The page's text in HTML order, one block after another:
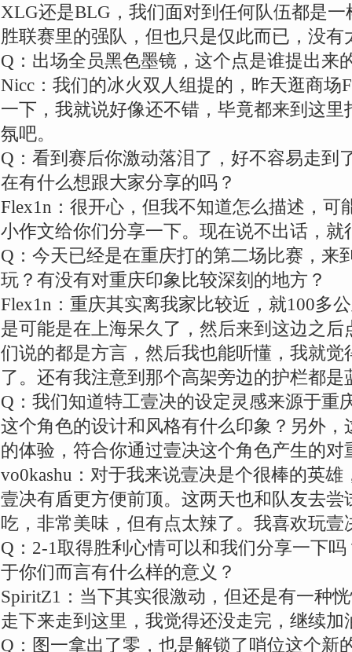
XLG还是BLG，我们面对到任何队伍都是
胜联赛里的强队，但也只是仅此而已，没有
Q：出场全员黑色墨镜，这个点是谁提出来
Nicc：我们的冰火双人组提的，昨天逛商场
一下，我就说好像还不错，毕竟都来到这
氛吧。
Q：看到赛后你激动落泪了，好不容易走到
在有什么想跟大家分享的吗？
Flex1n：很开心，但我不知道怎么描述，可
小作文给你们分享一下。现在说不出话，就
Q：今天已经是在重庆打的第二场比赛，来
玩？有没有对重庆印象比较深刻的地方？
Flex1n：重庆其实离我家比较近，就100多
是可能是在上海呆久了，然后来到这边之
们说的都是方言，然后我也能听懂，我就
了。还有我注意到那个高架旁边的护栏都是
Q：我们知道特工壹决的设定灵感来源于重
这个角色的设计和风格有什么印象？另外
的体验，符合你通过壹决这个角色产生的对
vo0kashu：对于我来说壹决是个很棒的英
壹决有盾更方便前顶。这两天也和队友去尝
吃，非常美味，但有点太辣了。我喜欢玩壹
Q：2-1取得胜利心情可以和我们分享一下
于你们而言有什么样的意义？
SpiritZ1：当下其实很激动，但还是有一种
走下来走到这里，我觉得还没走完，继续加
Q：图一拿出了零，也是解锁了哨位这个新